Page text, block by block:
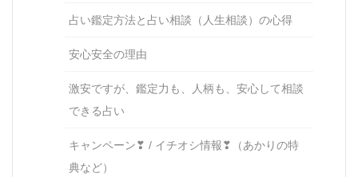
占い鑑定方法と占い相談（人生相談）の心得
安心安全の理由
激安ですが、鑑定力も、人柄も、安心して相談
できる占い
キャンペーン❣ / イチオシ情報❣（あかりの特
典など）